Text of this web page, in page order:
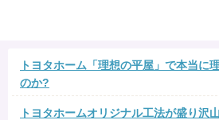
トヨタホーム「理想の平屋」で本当に
のか?
トヨタホームオリジナル工法が盛り沢